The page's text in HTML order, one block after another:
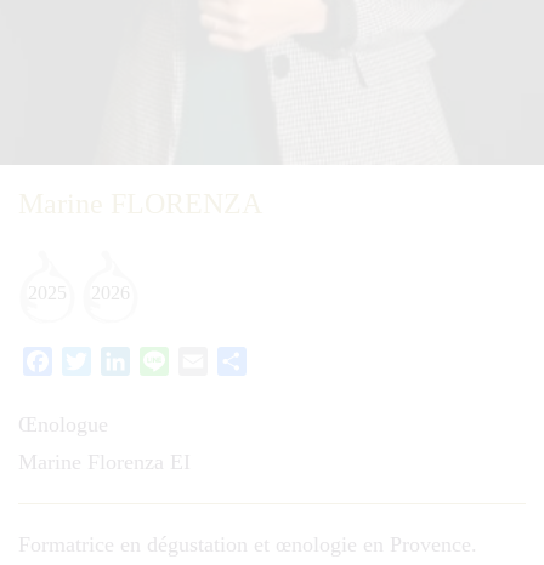
2025 2026
FacebookTwitterLinkedIn Email
Œnologue
Marine Florenza EI
Formatrice en dégustation et œnologie en Provence.